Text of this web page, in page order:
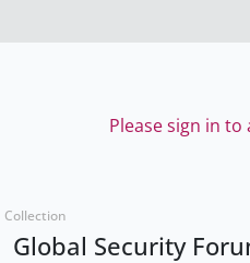
Please sign in
Collection
Global Security